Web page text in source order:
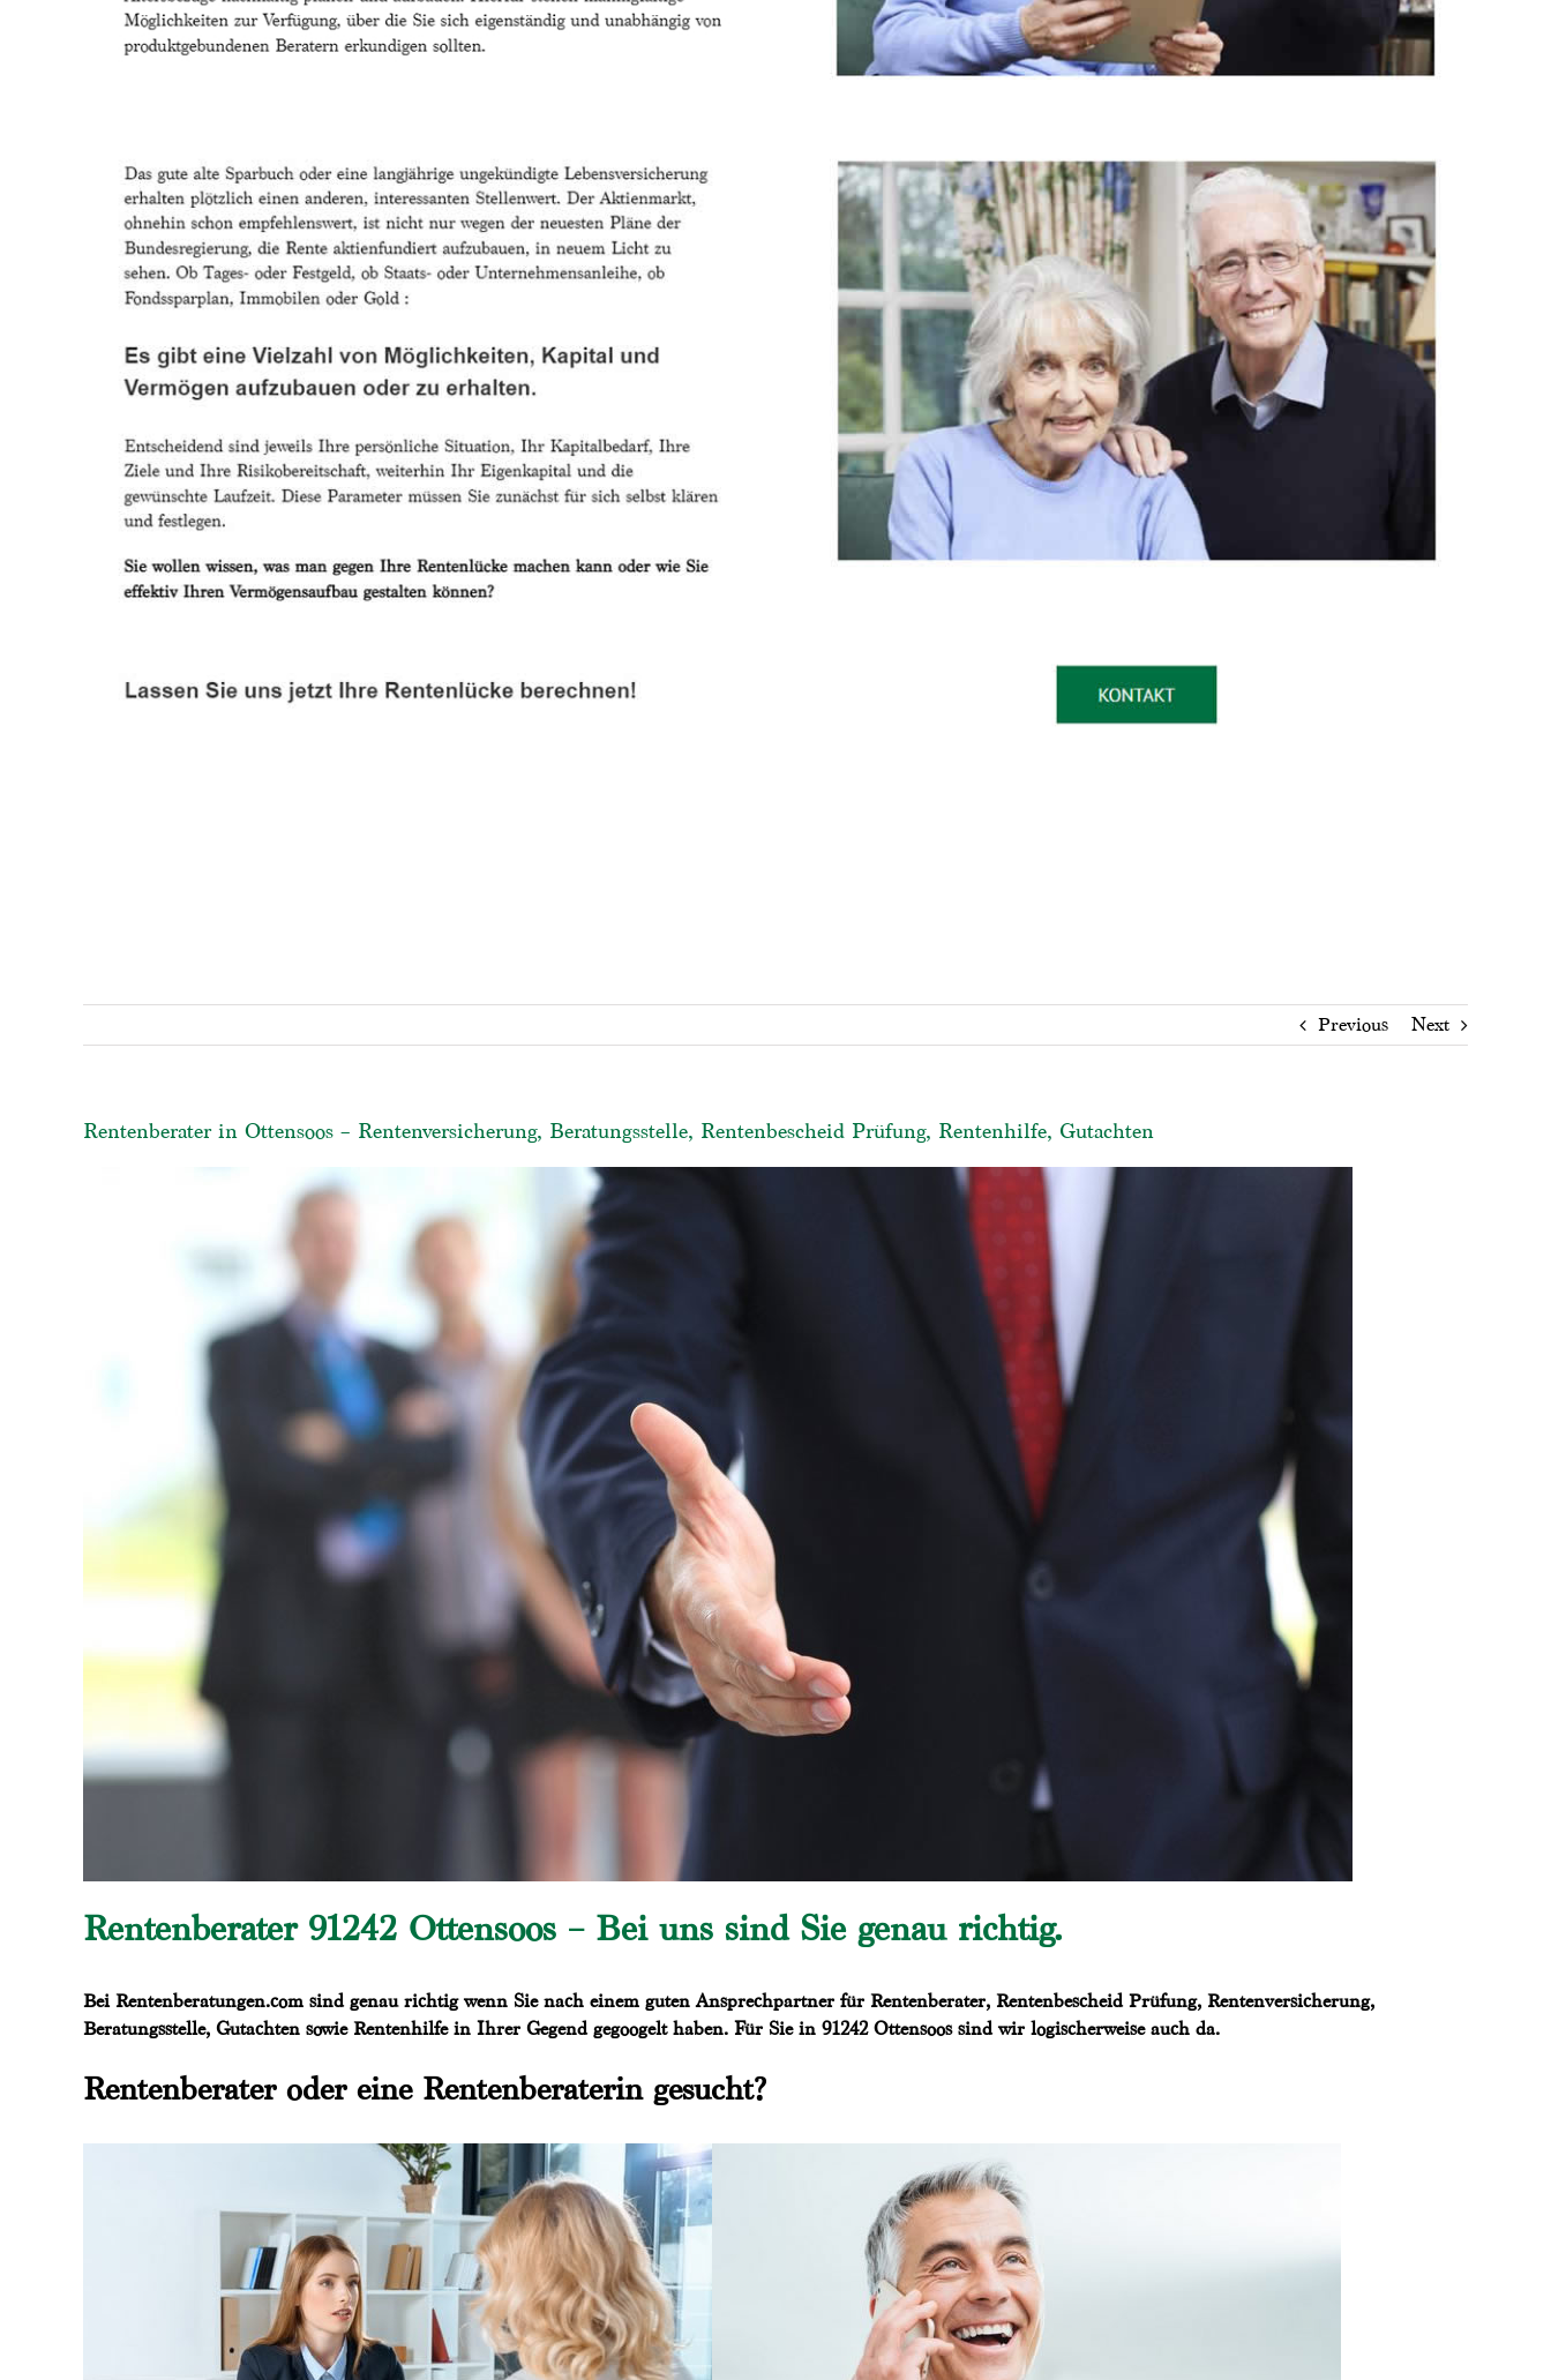
Previous Next
Rentenberater in Ottensoos – Rentenversicherung, Beratungsstelle, Rentenbescheid Prüfung, Rentenhilfe, Gutachten
Rentenberater 91242 Ottensoos – Bei uns sind Sie genau richtig.
Bei Rentenberatungen.com sind genau richtig wenn Sie nach einem guten Ansprechpartner für Rentenberater, Rentenbescheid Prüfung, Rentenversicherung,
Beratungsstelle, Gutachten sowie Rentenhilfe in Ihrer Gegend gegoogelt haben. Für Sie in 91242 Ottensoos sind wir logischerweise auch da.
Rentenberater oder eine Rentenberaterin gesucht?